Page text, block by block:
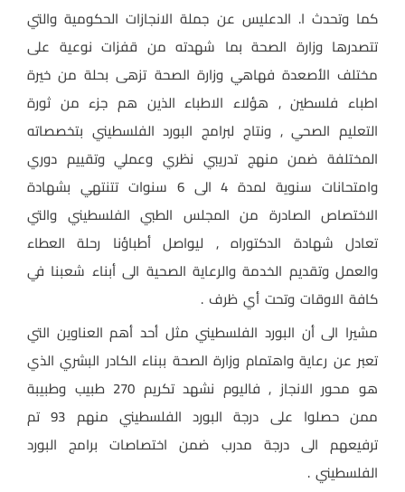
كما وتحدث ا. الدعليس عن جملة الانجازات الحكومية والتي
تتصدرها وزارة الصحة بما شهدته من قفزات نوعية على
مختلف الأصعدة فهاهي وزارة الصحة تزهى بحلة من خيرة
اطباء فلسطين , هؤلاء الاطباء الذين هم جزء من ثورة
التعليم الصحي , ونتاج لبرامج البورد الفلسطيني بتخصصاته
المختلفة ضمن منهج تدريبي نظري وعملي وتقييم دوري
وامتحانات سنوية لمدة 4 الى 6 سنوات تتنتهي بشهادة
الاختصاص الصادرة من المجلس الطبي الفلسطيني والتي
تعادل شهادة الدكتوراه , ليواصل أطباؤنا رحلة العطاء
والعمل وتقديم الخدمة والرعاية الصحية الى أبناء شعبنا في
كافة الاوقات وتحت أي ظرف .
مشيرا الى أن البورد الفلسطيني مثل أحد أهم العناوين التي
تعبر عن رعاية واهتمام وزارة الصحة ببناء الكادر البشري الذي
هو محور الانجاز , فاليوم نشهد تكريم 270 طبيب وطبيبة
ممن حصلوا على درجة البورد الفلسطيني منهم 93 تم
ترفيعهم الى درجة مدرب ضمن اختصاصات برامج البورد
الفلسطيني .